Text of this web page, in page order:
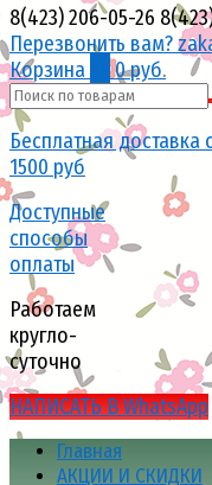
8(423) 206-05-26
Перезвонить вам?
Корзина
0 руб.
Бесплатная доставка
1500 руб
Доступные
способы
оплаты
Работаем
кругло-
суточно
НАПИСАТЬ В WhatsApp
Главная
АКЦИИ И СКИДКИ